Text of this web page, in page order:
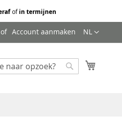
ofin termijnen
Taal
NL
Account aanmaken